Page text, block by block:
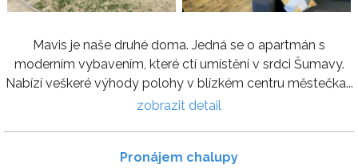
Mavis je naše druhé doma. Jedná se o apartmán s
moderním vybavením, které ctí umístění v srdci Šumavy.
Nabízí veškeré výhody polohy v blízkém centru městečka...
zobrazit detail
Pronájem chalupy